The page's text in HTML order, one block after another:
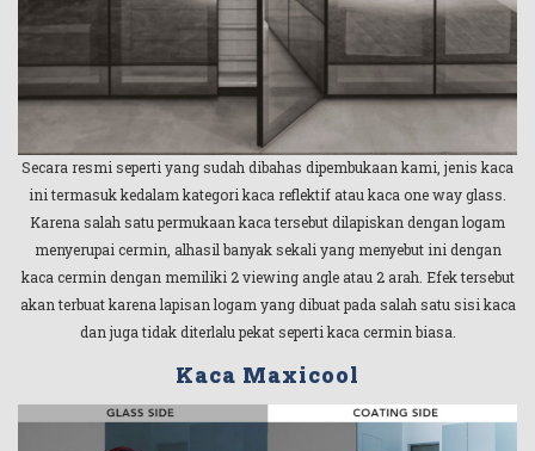
Secara resmi seperti yang sudah dibahas dipembukaan kami, jenis kaca
ini termasuk kedalam kategori kaca reflektif atau kaca one way glass.
Karena salah satu permukaan kaca tersebut dilapiskan dengan logam
menyerupai cermin, alhasil banyak sekali yang menyebut ini dengan
kaca cermin dengan memiliki 2 viewing angle atau 2 arah. Efek tersebut
akan terbuat karena lapisan logam yang dibuat pada salah satu sisi kaca
dan juga tidak diterlalu pekat seperti kaca cermin biasa.
Kaca Maxicool